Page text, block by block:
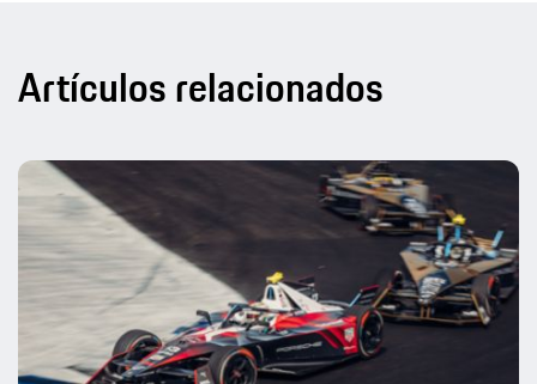
Artículos relacionados